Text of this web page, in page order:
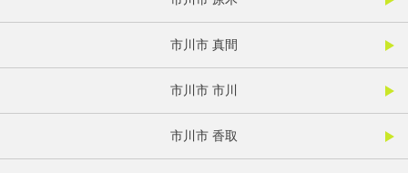
市川市 真間
市川市 市川
市川市 香取